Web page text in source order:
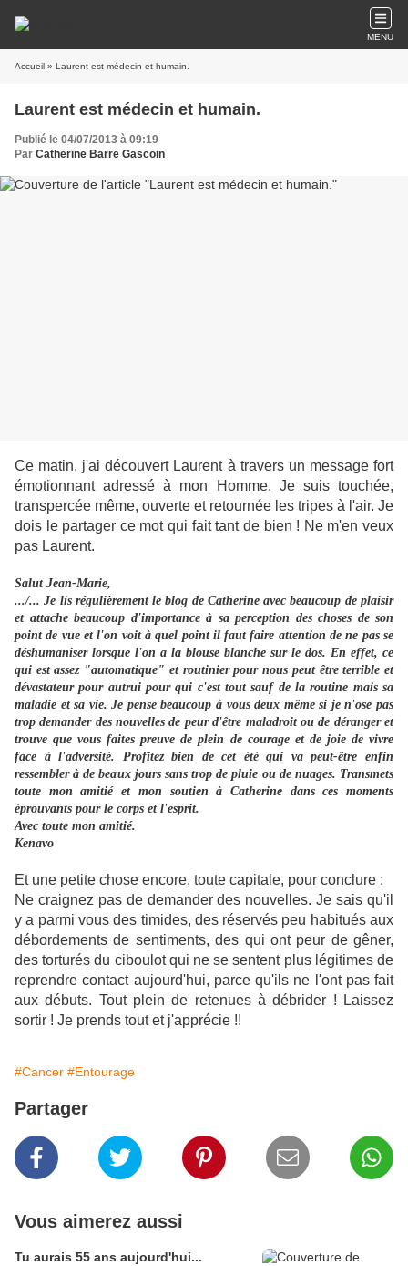
MENU
Accueil » Laurent est médecin et humain.
Laurent est médecin et humain.
Publié le 04/07/2013 à 09:19
Par Catherine Barre Gascoin
Ce matin, j'ai découvert Laurent à travers un message fort
émotionnant adressé à mon Homme. Je suis touchée,
transpercée même, ouverte et retournée les tripes à l'air. Je
dois le partager ce mot qui fait tant de bien ! Ne m'en veux
pas Laurent.
Salut Jean-Marie,
.../... Je lis régulièrement le blog de Catherine avec beaucoup de plaisir
et attache beaucoup d'importance à sa perception des choses de son
point de vue et l'on voit à quel point il faut faire attention de ne pas se
déshumaniser lorsque l'on a la blouse blanche sur le dos. En effet, ce
qui est assez "automatique" et routinier pour nous peut être terrible et
dévastateur pour autrui pour qui c'est tout sauf de la routine mais sa
maladie et sa vie. Je pense beaucoup à vous deux même si je n'ose pas
trop demander des nouvelles de peur d'être maladroit ou de déranger et
trouve que vous faites preuve de plein de courage et de joie de vivre
face à l'adversité. Profitez bien de cet été qui va peut-être enfin
ressembler à de beaux jours sans trop de pluie ou de nuages. Transmets
toute mon amitié et mon soutien à Catherine dans ces moments
éprouvants pour le corps et l'esprit.
Avec toute mon amitié.
Kenavo
Et une petite chose encore, toute capitale, pour conclure :
Ne craignez pas de demander des nouvelles. Je sais qu'il
y a parmi vous des timides, des réservés peu habitués aux
débordements de sentiments, des qui ont peur de gêner,
des torturés du ciboulot qui ne se sentent plus légitimes de
reprendre contact aujourd'hui, parce qu'ils ne l'ont pas fait
aux débuts. Tout plein de retenues à débrider ! Laissez
sortir ! Je prends tout et j'apprécie !!
#Cancer #Entourage
Partager
Vous aimerez aussi
Tu aurais 55 ans aujourd'hui...